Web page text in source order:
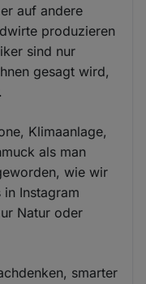
auf andere
produzieren
sind nur
gesagt wird,
Klimaanlage,
als man
wie wir
in Instagram
Natur oder
smarter